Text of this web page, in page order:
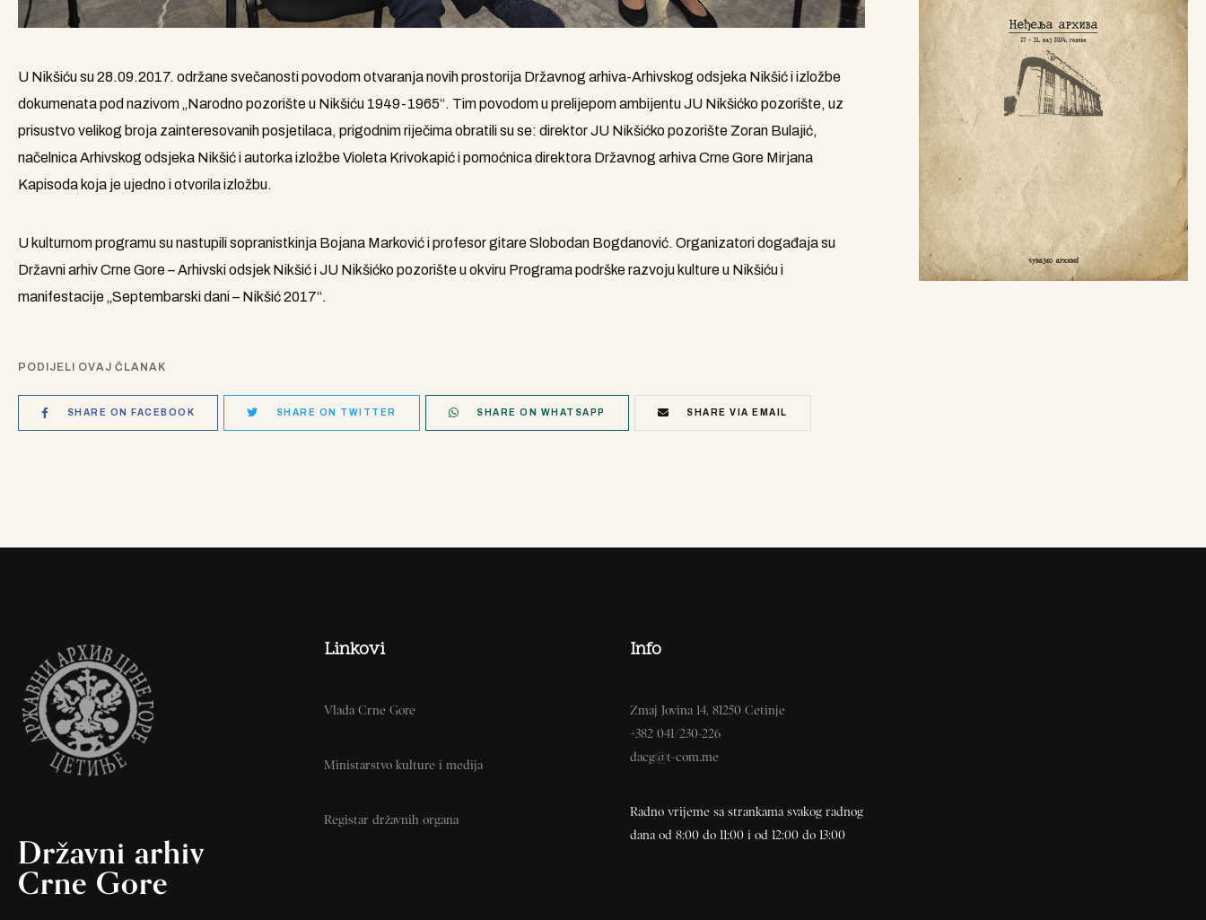
U Nikšiću su 28.09.2017. održane svečanosti povodom otvaranja novih prostorija Državnog arhiva-Arhivskog odsjeka Nikšić i izložbe
dokumenata pod nazivom „Narodno pozorište u Nikšiću 1949-1965“. Tim povodom u prelijepom ambijentu JU Nikšićko pozorište, uz
prisustvo velikog broja zainteresovanih posjetilaca, prigodnim riječima obratili su se: direktor JU Nikšićko pozorište Zoran Bulajić,
načelnica Arhivskog odsjeka Nikšić i autorka izložbe Violeta Krivokapić i pomoćnica direktora Državnog arhiva Crne Gore Mirjana
Kapisoda koja je ujedno i otvorila izložbu.
U kulturnom programu su nastupili sopranistkinja Bojana Marković i profesor gitare Slobodan Bogdanović. Organizatori događaja su
Državni arhiv Crne Gore – Arhivski odsjek Nikšić i JU Nikšićko pozorište u okviru Programa podrške razvoju kulture u Nikšiću i
manifestacije „Septembarski dani – Nikšić 2017“.
PODIJELI OVAJ ČLANAK
SHARE ON FACEBOOK SHARE ON TWITTER SHARE ON WHATSAPP SHARE VIA EMAIL
Državni arhiv
Crne Gore
Linkovi
Vlada Crne Gore
Ministarstvo kulture i medija
Registar državnih organa
Info
Zmaj Jovina 14, 81250 Cetinje
+382 041/230-226
dacg@t-com.me
Radno vrijeme sa strankama svakog radnog
dana od 8:00 do 11:00 i od 12:00 do 13:00